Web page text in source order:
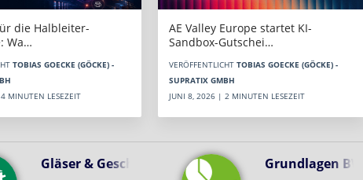
die Halbleiter-
Wa…
TOBIAS GOECKE (GÖCKE) -
MINUTEN LESEZEIT
AE Valley Europe startet KI-
Sandbox-Gutschei…
VERÖFFENTLICHT TOBIAS GOECKE (GÖCKE) -
SUPRATIX GMBH
JUNI 8, 2026 | 2 MINUTEN LESEZEIT
Gläser & Geschi… Grundlagen BWL